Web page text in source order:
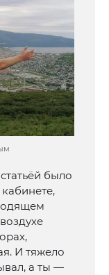
было
И тяжело
а ты —